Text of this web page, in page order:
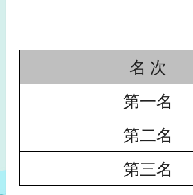
名 次
第一名
第二名
第三名